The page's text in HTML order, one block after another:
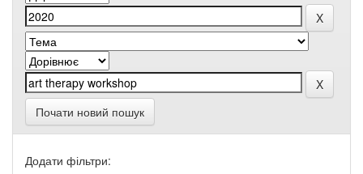
Почати новий пошук
Додати фільтри: